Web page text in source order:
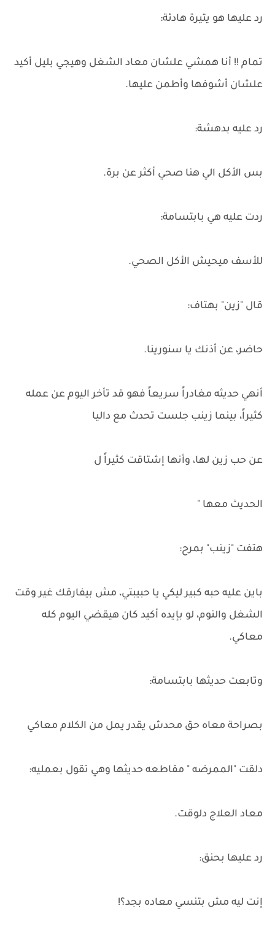
رد عليها هو يتيرة هادئة:
تمام !! أنا همشي علشان معاد الشغل وهيجي بليل أكيد
علشان أشوفها وأطمن عليها.
رد عليه بدهشة:
بس الأكل الي هنا صحي أكثر عن برة.
ردت عليه هي بابتسامة:
للأسف ميحيش الأكل الصحي.
قال "زين" بهتاف:
حاضر، عن أذنك يا سنورينا.
أنهي حديثه مغادراً سريعاً فهو قد تأخر اليوم عن عمله
كثيراً، بينما زينب جلست تحدث مع داليا
عن حب زين لها، وأنها إشتاقت كثيراً ل
الحديث معها "
هتفت "زينب" بمرح:
باين عليه حبه كبير ليكي يا حبيبتي، مش بيفارقك غير وقت
الشغل والنوم، لو بإيده أكيد كان هيقضي اليوم كله
معاكي.
وتابعت حديثها بابتسامة:
بصراحة معاه حق محدش يقدر يمل من الكلام معاكي
دلقت "الممرضه " مقاطعه حديثها وهي تقول بعمليه:
معاد العلاج دلوقت.
رد عليها بحنق:
إنت ليه مش بتنسي معاده بجد؟!